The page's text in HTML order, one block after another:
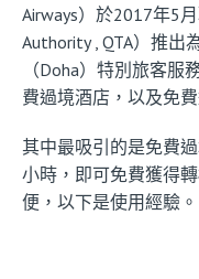
Airways）於2017年5
Authority , QTA）推出
（Doha）特別旅客服
費過境酒店，以及免
其中最吸引的是免費
小時，即可免費獲得
便，以下是使用經驗。